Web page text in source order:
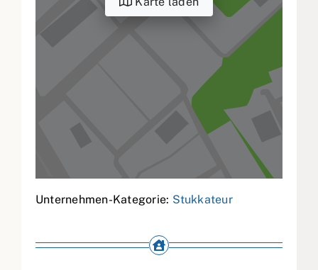
Unternehmen-Kategorie: Stukkateur